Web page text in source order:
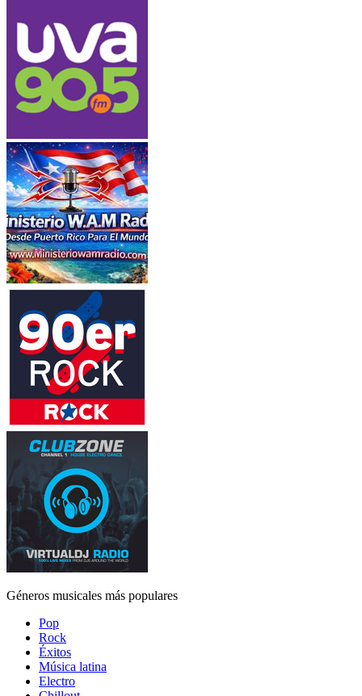
Géneros musicales más populares
Pop
Rock
Éxitos
Música latina
Electro